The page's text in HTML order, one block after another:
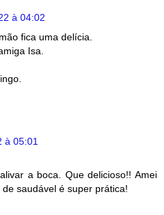
à 04:02
fica uma delícia.
Isa.
à 05:01
a boca. Que delicioso!! Amei
saudável é super prática!